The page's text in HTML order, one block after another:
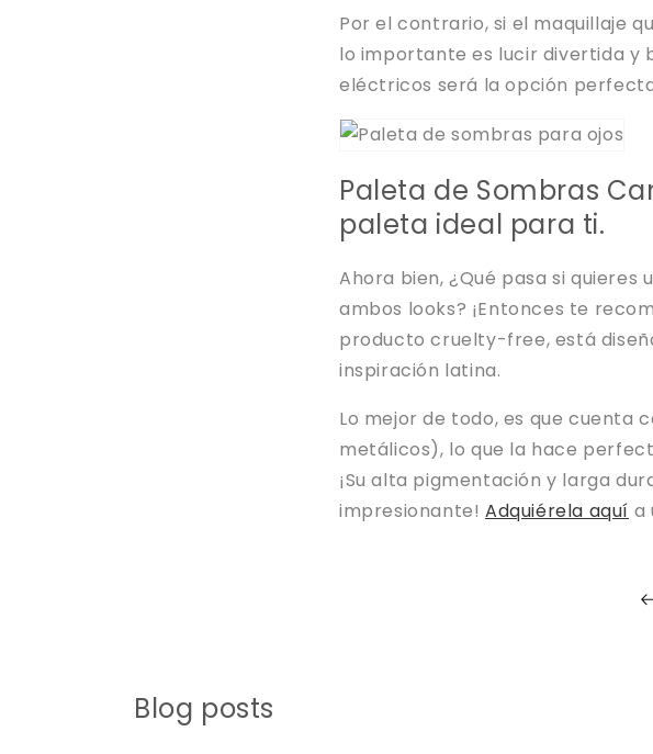
Por el contrario, si el maquillaje
lo importante es lucir divertida y
eléctricos será la opción
Paleta de Sombras
paleta ideal para ti.
Ahora bien, ¿Qué pasa si
ambos looks? ¡Entonces te
producto cruelty-free, está
inspiración latina.
Lo mejor de todo, es que cuenta
metálicos), lo que la hace
¡Su alta pigmentación y larga
impresionante! Adquiérela aquí a
Blog posts